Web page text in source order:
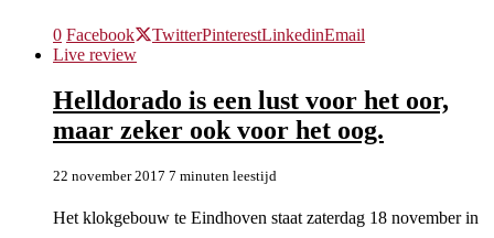
0 Facebook TwitterPinterestLinkedinEmail
Live review
Helldorado is een lust voor het oor,
maar zeker ook voor het oog.
22 november 2017 7 minuten leestijd
Het klokgebouw te Eindhoven staat zaterdag 18 november in